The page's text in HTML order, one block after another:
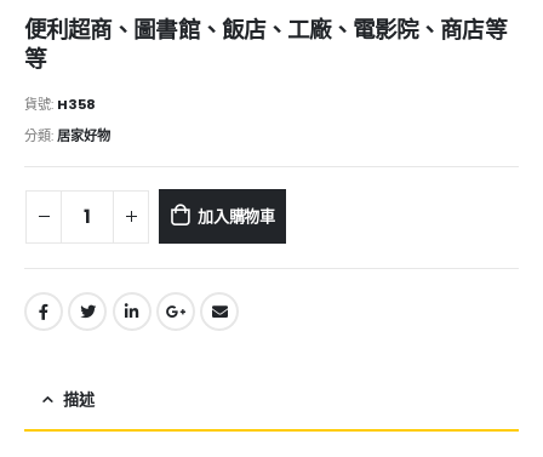
便利超商、圖書館、飯店、工廠、電影院、商店等
等
貨號: H358
分類:居家好物
加入購物車
描述